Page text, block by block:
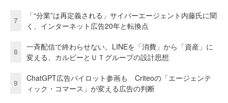
7
「“分業”は再定義される」サイバーエージェント内藤氏に聞
く、インターネット広告20年と転換点
8
一斉配信で終わらせない。LINEを「消費」から「資産」に
変える、カルビーとＵＴグループの設計思想
9
ChatGPT広告パイロット参画も Criteoの「エージェンテ
ィック・コマース」が変える広告の判断